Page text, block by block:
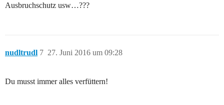
Ausbruchschutz usw…???
nudltrudl 27. Juni 2016 um 09:28
7
Du musst immer alles verfüttern!